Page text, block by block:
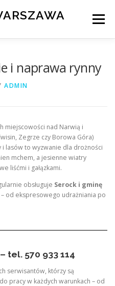
Menu
i naprawa rynny
ADMIN
miejscowości nad Narwią i
Zegrze czy Borowa Góra)
lasów to wyzwanie dla drożności
mchem, a jesienne wiatry
liśćmi i gałązkami.
obsługuje Serock i gminę
od ekspresowego udrażniania po
tel. 570 933 114
serwisantów, którzy są
pracy w każdych warunkach – od